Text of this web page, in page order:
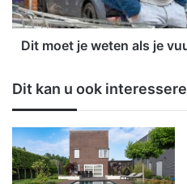
j
e
e
n
a
l
s
j
Dit moet je weten als je
Dit kan u ook